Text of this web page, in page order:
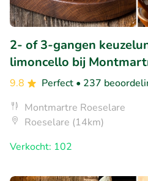
2- of 3-gangen
limoncello bij
9.8 Perfect • 237
Montmartre Roeselare
Roeselare (14km)
Verkocht: 102